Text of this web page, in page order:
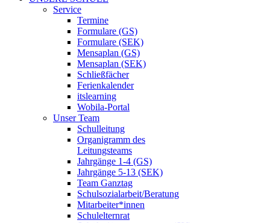
Service
Termine
Formulare (GS)
Formulare (SEK)
Mensaplan (GS)
Mensaplan (SEK)
Schließfächer
Ferienkalender
itslearning
Wobila-Portal
Unser Team
Schulleitung
Organigramm des
Leitungsteams
Jahrgänge 1-4 (GS)
Jahrgänge 5-13 (SEK)
Team Ganztag
Schulsozialarbeit/Beratung
Mitarbeiter*innen
Schulelternrat